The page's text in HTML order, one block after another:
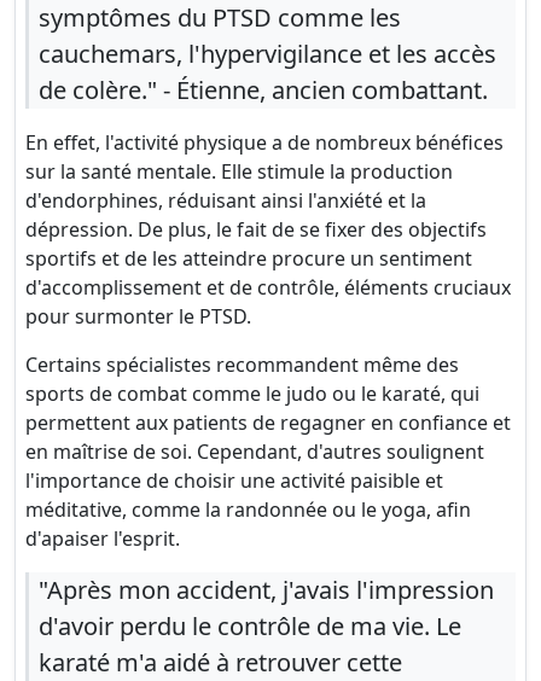
symptômes du PTSD comme les
cauchemars, l'hypervigilance et les accès
de colère." - Étienne, ancien combattant.
En effet, l'activité physique a de nombreux bénéfices
sur la santé mentale. Elle stimule la production
d'endorphines, réduisant ainsi l'anxiété et la
dépression. De plus, le fait de se fixer des objectifs
sportifs et de les atteindre procure un sentiment
d'accomplissement et de contrôle, éléments cruciaux
pour surmonter le PTSD.
Certains spécialistes recommandent même des
sports de combat comme le judo ou le karaté, qui
permettent aux patients de regagner en confiance et
en maîtrise de soi. Cependant, d'autres soulignent
l'importance de choisir une activité paisible et
méditative, comme la randonnée ou le yoga, afin
d'apaiser l'esprit.
"Après mon accident, j'avais l'impression
d'avoir perdu le contrôle de ma vie. Le
karaté m'a aidé à retrouver cette